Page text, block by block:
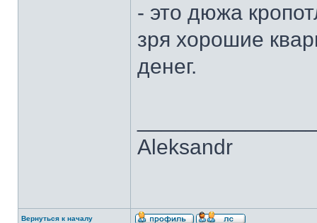
- это дюжа
зря хорошие
денег.
Aleksandr
Вернуться к началу